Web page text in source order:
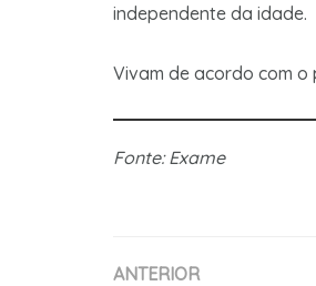
independente da idade.
Vivam de acordo com
Fonte: Exame
ANTERIOR